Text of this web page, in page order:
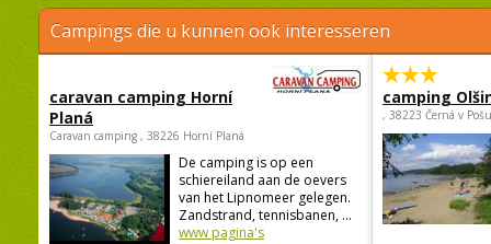
Campings die u kunnen ook interesseren
caravan camping Horní
Planá
Caravan camping , 38226 Horní Planá
De camping is op een
schiereiland aan de oevers
van het Lipnomeer gelegen.
Zandstrand, tennisbanen, ...
www pagina's
camping
, 38223 Černá v